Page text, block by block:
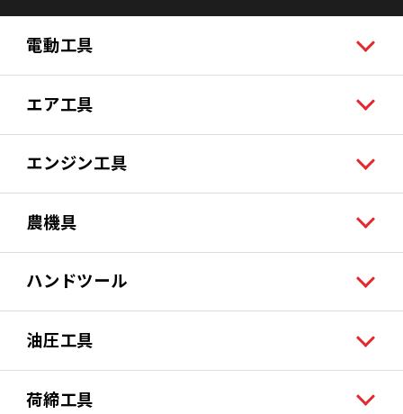
電動工具
エア工具
エンジン工具
農機具
ハンドツール
油圧工具
荷締工具